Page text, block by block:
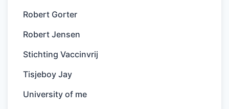
Robert Gorter
Robert Jensen
Stichting Vaccinvrij
Tisjeboy Jay
University of me